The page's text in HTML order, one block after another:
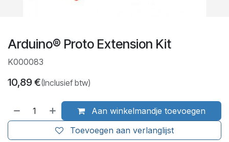
Arduino® Proto Extension Kit
K000083
10,89€(Inclusief btw)
Aan winkelmandje toevoegen
Toevoegen aan verlanglijst